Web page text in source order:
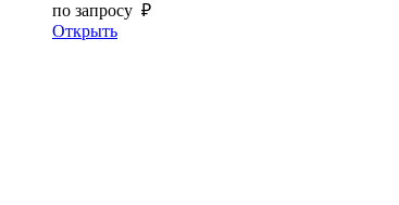
по запросу ₽
Открыть